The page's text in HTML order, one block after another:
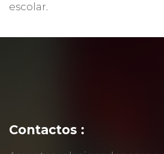
escolar.
Contactos :